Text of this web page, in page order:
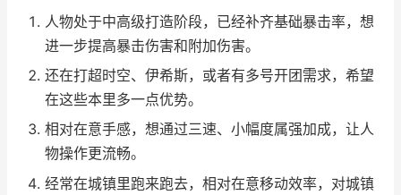
人物处于中高级打造阶段，已经补齐基础暴击率，想
进一步提高暴击伤害和附加伤害。
还在打超时空、伊希斯，或者有多号开团需求，希望
在这些本里多一点优势。
相对在意手感，想通过三速、小幅度属强加成，让人
物操作更流畅。
经常在城镇里跑来跑去，相对在意移动效率，对城镇